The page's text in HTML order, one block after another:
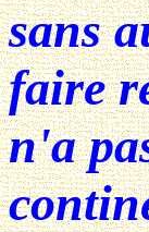
sans
faire
n'a